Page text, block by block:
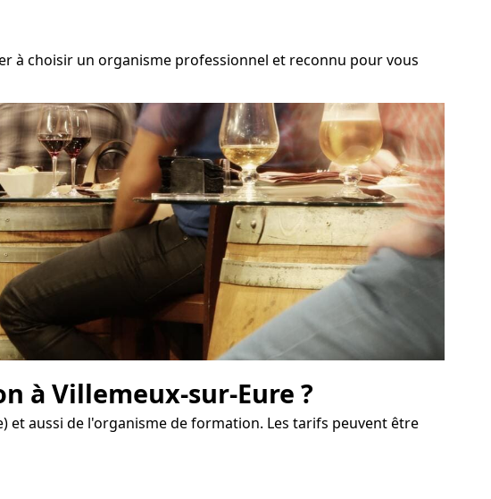
à choisir un organisme professionnel et reconnu pour vous
à Villemeux-sur-Eure ?
aussi de l'organisme de formation. Les tarifs peuvent être